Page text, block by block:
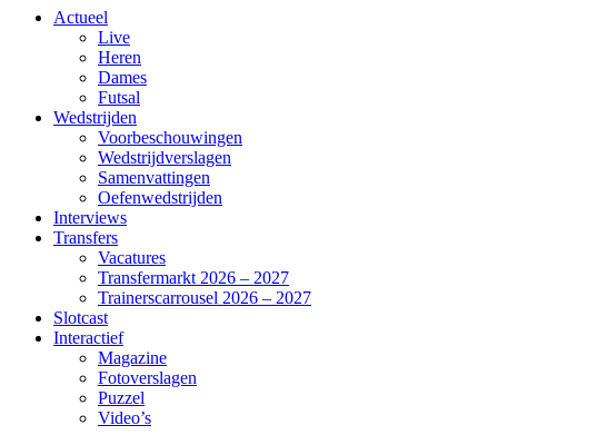
Actueel
Live
Heren
Dames
Futsal
Wedstrijden
Voorbeschouwingen
Wedstrijdverslagen
Samenvattingen
Oefenwedstrijden
Interviews
Transfers
Vacatures
Transfermarkt 2026 – 2027
Trainerscarrousel 2026 – 2027
Slotcast
Interactief
Magazine
Fotoverslagen
Puzzel
Video’s